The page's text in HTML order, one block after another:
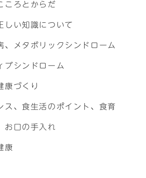
ころとからだ
しい知識について
、メタボリックシンドローム
ブシンドローム
康づくり
ス、食生活のポイント、食育
お口の手入れ
康